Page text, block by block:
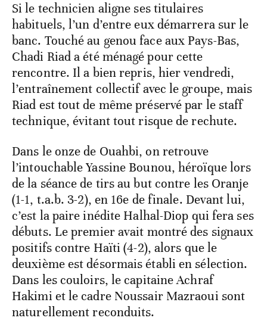
Si le technicien aligne ses titulaires
habituels, l’un d’entre eux démarrera sur le
banc. Touché au genou face aux Pays-Bas,
Chadi Riad a été ménagé pour cette
rencontre. Il a bien repris, hier vendredi,
l’entraînement collectif avec le groupe, mais
Riad est tout de même préservé par le staff
technique, évitant tout risque de rechute.
Dans le onze de Ouahbi, on retrouve
l’intouchable Yassine Bounou, héroïque lors
de la séance de tirs au but contre les Oranje
(1-1, t.a.b. 3-2), en 16e de finale. Devant lui,
c’est la paire inédite Halhal-Diop qui fera ses
débuts. Le premier avait montré des signaux
positifs contre Haïti (4-2), alors que le
deuxième est désormais établi en sélection.
Dans les couloirs, le capitaine Achraf
Hakimi et le cadre Noussair Mazraoui sont
naturellement reconduits.